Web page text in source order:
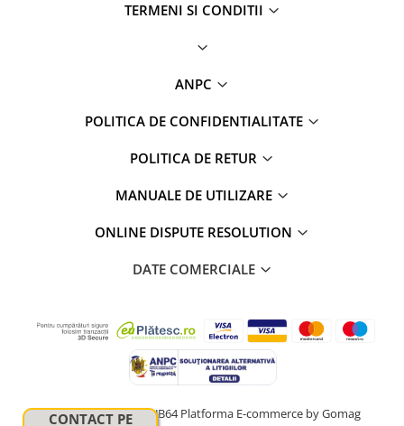
Camere Suzuki
Rame adaptoare auto
Rame adaptoare auto
Rame adaptoare Volkswagen
TERMENI SI CONDITII
ANPC
POLITICA DE CONFIDENTIALITATE
POLITICA DE RETUR
MANUALE DE UTILIZARE
ONLINE DISPUTE RESOLUTION
DATE COMERCIALE
© Copyright 2024 HUB64Platforma E-commerce by Gomag
CONTACT PE